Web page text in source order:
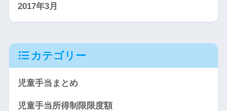
2017年3月
カテゴリー
児童手当まとめ
児童手当所得制限限度額